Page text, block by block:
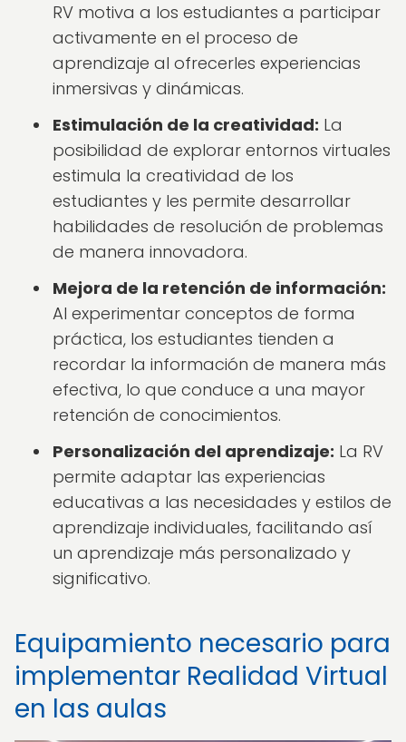
RV motiva a los estudiantes a participar
activamente en el proceso de
aprendizaje al ofrecerles experiencias
inmersivas y dinámicas.
Estimulación de la creatividad: La
posibilidad de explorar entornos virtuales
estimula la creatividad de los
estudiantes y les permite desarrollar
habilidades de resolución de problemas
de manera innovadora.
Mejora de la retención de información:
Al experimentar conceptos de forma
práctica, los estudiantes tienden a
recordar la información de manera más
efectiva, lo que conduce a una mayor
retención de conocimientos.
Personalización del aprendizaje: La RV
permite adaptar las experiencias
educativas a las necesidades y estilos de
aprendizaje individuales, facilitando así
un aprendizaje más personalizado y
significativo.
Equipamiento necesario para
implementar Realidad Virtual
en las aulas